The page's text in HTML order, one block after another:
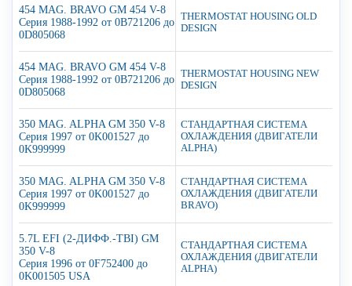
454 MAG. BRAVO GM 454 V-8
Серия 1988-1992 от 0B721206 до
0D805068
THERMOSTAT HOUSING OLD
DESIGN
454 MAG. BRAVO GM 454 V-8
Серия 1988-1992 от 0B721206 до
0D805068
THERMOSTAT HOUSING NEW
DESIGN
350 MAG. ALPHA GM 350 V-8
Серия 1997 от 0K001527 до
0K999999
СТАНДАРТНАЯ СИСТЕМА
ОХЛАЖДЕНИЯ (ДВИГАТЕЛИ
ALPHA)
350 MAG. ALPHA GM 350 V-8
Серия 1997 от 0K001527 до
0K999999
СТАНДАРТНАЯ СИСТЕМА
ОХЛАЖДЕНИЯ (ДВИГАТЕЛИ
BRAVO)
5.7L EFI (2-ДИФФ.-TBI) GM
350 V-8
Серия 1996 от 0F752400 до
0K001505 USA
СТАНДАРТНАЯ СИСТЕМА
ОХЛАЖДЕНИЯ (ДВИГАТЕЛИ
ALPHA)